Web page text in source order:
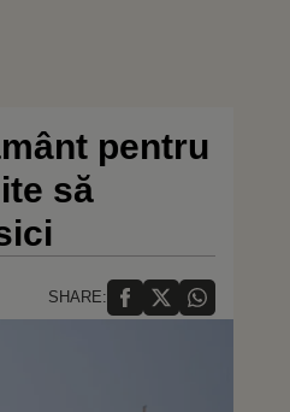
pentru
să
SHARE: